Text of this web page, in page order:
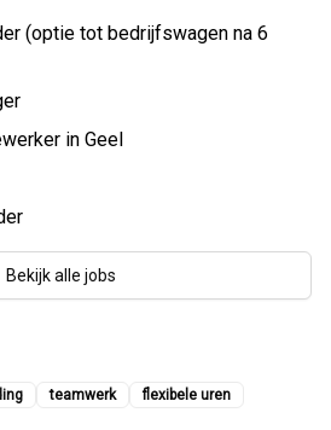
(optie tot bedrijfswagen na 6
in Geel
Bekijk alle jobs
teamwerk
flexibele uren